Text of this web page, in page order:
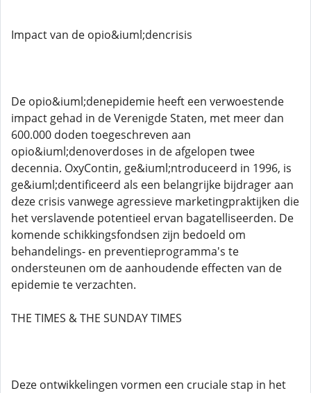
Impact van de opio&iuml;dencrisis
De opio&iuml;denepidemie heeft een verwoestende
impact gehad in de Verenigde Staten, met meer dan
600.000 doden toegeschreven aan
opio&iuml;denoverdoses in de afgelopen twee
decennia. OxyContin, ge&iuml;ntroduceerd in 1996, is
ge&iuml;dentificeerd als een belangrijke bijdrager aan
deze crisis vanwege agressieve marketingpraktijken die
het verslavende potentieel ervan bagatelliseerden. De
komende schikkingsfondsen zijn bedoeld om
behandelings- en preventieprogramma's te
ondersteunen om de aanhoudende effecten van de
epidemie te verzachten.
THE TIMES & THE SUNDAY TIMES
Deze ontwikkelingen vormen een cruciale stap in het